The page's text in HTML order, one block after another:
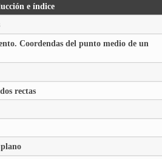
e índice
Coordendas del punto medio de un
rectas